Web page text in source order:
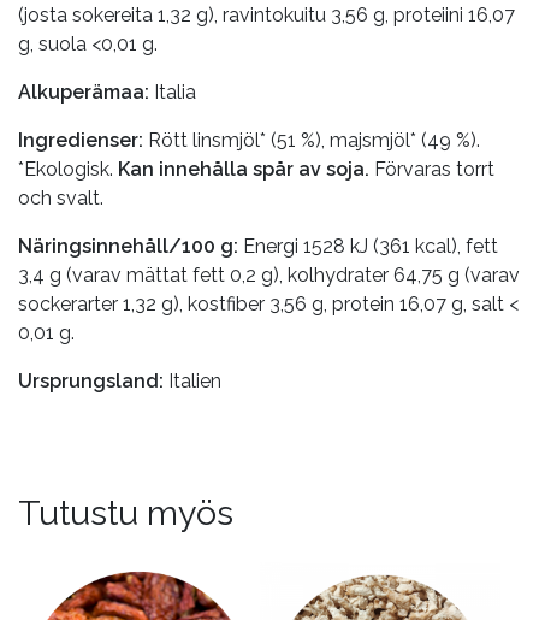
(josta sokereita 1,32 g), ravintokuitu 3,56 g, proteiini 16,07
g, suola <0,01 g.
Alkuperämaa: Italia
Ingredienser: Rött linsmjöl* (51 %), majsmjöl* (49 %).
*Ekologisk. Kan innehålla spår av soja. Förvaras torrt
och svalt.
Näringsinnehåll/100 g: Energi 1528 kJ (361 kcal), fett
3,4 g (varav mättat fett 0,2 g), kolhydrater 64,75 g (varav
sockerarter 1,32 g), kostfiber 3,56 g, protein 16,07 g, salt <
0,01 g.
Ursprungsland: Italien
Tutustu myös
tuotteella
tuotteella